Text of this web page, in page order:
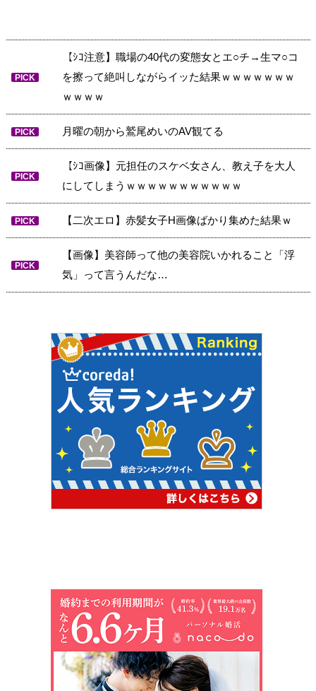
PICK
【ｼｺ注意】職場の40代の変態女とエ○チ→生マ○コ
を擦って絶叫しながらイッた結果ｗｗｗｗｗｗｗ
ｗｗｗｗ
PICK 月曜の朝から鷲尾めいのAV観てる
PICK
【ｼｺ画像】元担任のスケベ女さん、教え子を大人
にしてしまうｗｗｗｗｗｗｗｗｗｗｗ
PICK 【二次エロ】赤髪女子H画像ばかり集めた結果ｗ
PICK
【画像】美容師って他の美容院いかれること「浮
気」って言うんだな…